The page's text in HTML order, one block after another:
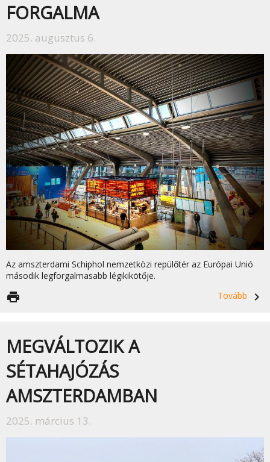
FORGALMA
2025. augusztus 6.
Az amszterdami Schiphol nemzetközi repülőtér az Európai Unió
második legforgalmasabb légikikötője.
Tovább
navigate_next
print
MEGVÁLTOZIK A
SÉTAHAJÓZÁS
AMSZTERDAMBAN
2025. március 13.